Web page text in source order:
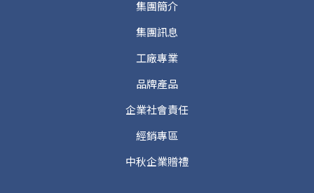
集團簡介
集團訊息
工廠專業
品牌產品
企業社會責任
經銷專區
中秋企業贈禮